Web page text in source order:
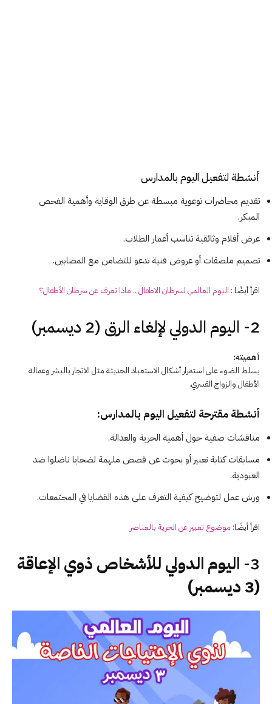
أنشطة لتفعيل اليوم بالمدارس
تقديم محاضرات توعوية مبسطة عن طرق الوقاية وأهمية الفحص
المبكر.
عرض أفلام وثائقية تناسب أعمار الطلاب.
تصميم ملصقات أو عروض فنية تدعو للتضامن مع المصابين.
اقرأ أيضًا : اليوم العالمي لسرطان الاطفال .. ماذا تعرف عن سرطان الأطفال؟
2- اليوم الدولي لإلغاء الرق (2 ديسمبر)
أهميته:
يسلط الضوء على استمرار أشكال الاستعباد الحديثة مثل الاتجار بالبشر وعمالة
الأطفال والزواج القسري.
أنشطة مقترحة لتفعيل اليوم بالمدارس:
مناقشات صفية حول أهمية الحرية والعدالة.
مسابقات كتابة تعبير أو بحوث عن قصص ملهمة لضحايا ناضلوا ضد
العبودية.
ورش عمل لتوضيح كيفية التعرف على هذه القضايا في المجتمعات.
اقرأ أيضًا: موضوع تعبير عن الحرية بالعناصر
3- اليوم الدولي للأشخاص ذوي الإعاقة
(3 ديسمبر)